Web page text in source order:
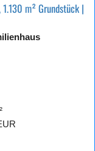
m² Grundstück |